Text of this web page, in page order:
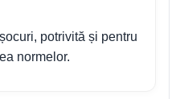
potrivită și pentru
normelor.